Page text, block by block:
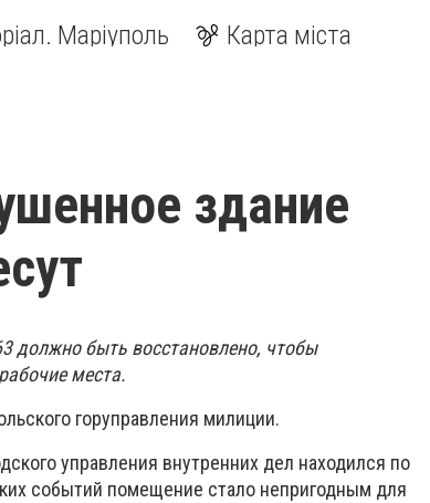
Маріуполь Карта міста
здание
должно быть восстановлено, чтобы
места.
горуправления милиции.
управления внутренних дел находился по
событий помещение стало непригодным для